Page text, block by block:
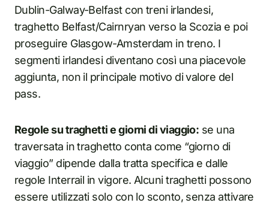
Dublin-Galway-Belfast con treni irlandesi,
traghetto Belfast/Cairnryan verso la Scozia e poi
proseguire Glasgow-Amsterdam in treno. I
segmenti irlandesi diventano così una piacevole
aggiunta, non il principale motivo di valore del
pass.
Regole su traghetti e giorni di viaggio: se una
traversata in traghetto conta come “giorno di
viaggio” dipende dalla tratta specifica e dalle
regole Interrail in vigore. Alcuni traghetti possono
essere utilizzati solo con lo sconto, senza attivare